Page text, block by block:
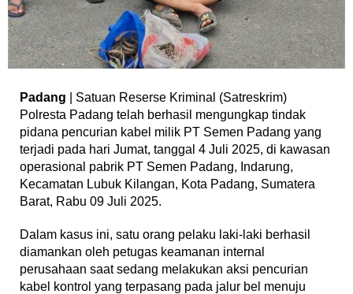
Padang | Satuan Reserse Kriminal (Satreskrim)
Polresta Padang telah berhasil mengungkap tindak
pidana pencurian kabel milik PT Semen Padang yang
terjadi pada hari Jumat, tanggal 4 Juli 2025, di kawasan
operasional pabrik PT Semen Padang, Indarung,
Kecamatan Lubuk Kilangan, Kota Padang, Sumatera
Barat, Rabu 09 Juli 2025.
Dalam kasus ini, satu orang pelaku laki-laki berhasil
diamankan oleh petugas keamanan internal
perusahaan saat sedang melakukan aksi pencurian
kabel kontrol yang terpasang pada jalur bel menuju